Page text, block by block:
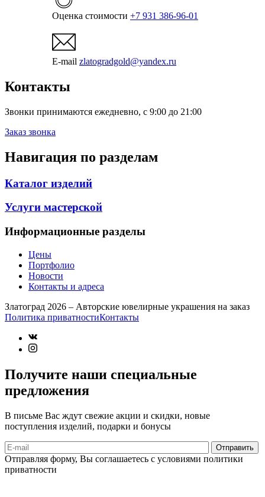
Оценка стоимости +7 931 386-96-01
E-mail zlatogradgold@yandex.ru
Контакты
Звонки принимаются ежедневно, с 9:00 до 21:00
Заказ звонка
Навигация по разделам
Каталог изделий
Услуги мастерской
Информационные разделы
Цены
Портфолио
Новости
Контакты и адреса
Златоград 2026 – Авторские ювелирные украшения на заказ
Политика приватностиКонтакты
Получите наши специальные
предложения
В письме Вас ждут свежие акции и скидки, новые
поступления изделий, подарки и бонусы
Отправляя форму, Вы соглашаетесь с условиями политики
приватности